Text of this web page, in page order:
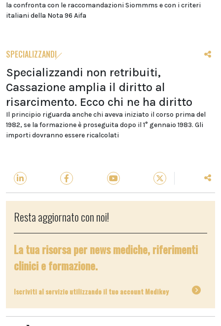
la confronta con le raccomandazioni Siommms e con i criteri
italiani della Nota 96 Aifa
SPECIALIZZANDI
Specializzandi non retribuiti,
Cassazione amplia il diritto al
risarcimento. Ecco chi ne ha diritto
Il principio riguarda anche chi aveva iniziato il corso prima del
1982, se la formazione è proseguita dopo il 1° gennaio 1983. Gli
importi dovranno essere ricalcolati
Resta aggiornato con noi!
La tua risorsa per news mediche, riferimenti
clinici e formazione.
Iscriviti al servizio utilizzando il tuo account Medikey